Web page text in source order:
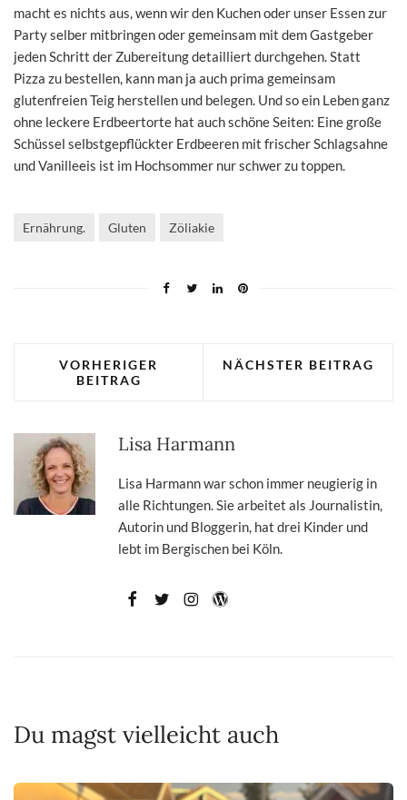
macht es nichts aus, wenn wir den Kuchen oder unser Essen zur
Party selber mitbringen oder gemeinsam mit dem Gastgeber
jeden Schritt der Zubereitung detailliert durchgehen. Statt
Pizza zu bestellen, kann man ja auch prima gemeinsam
glutenfreien Teig herstellen und belegen. Und so ein Leben ganz
ohne leckere Erdbeertorte hat auch schöne Seiten: Eine große
Schüssel selbstgepflückter Erdbeeren mit frischer Schlagsahne
und Vanilleeis ist im Hochsommer nur schwer zu toppen.
Ernährung. Gluten Zöliakie
VORHERIGER
BEITRAG
NÄCHSTER BEITRAG
Lisa Harmann
Lisa Harmann war schon immer neugierig in
alle Richtungen. Sie arbeitet als Journalistin,
Autorin und Bloggerin, hat drei Kinder und
lebt im Bergischen bei Köln.
Du magst vielleicht auch